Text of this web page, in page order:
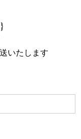
いたします